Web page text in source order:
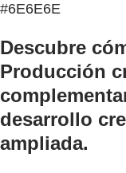
#6E6E6E
Descubre
Producción
desarrollo
ampliada.